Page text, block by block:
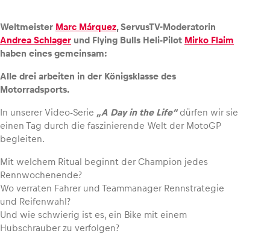
Business
Weltmeister Marc Márquez, ServusTV-Moderatorin
Andrea Schlager und Flying Bulls Heli-Pilot Mirko Flaim
haben eines gemeinsam:
Alle drei arbeiten in der Königsklasse des
Motorradsports.
In unserer Video-Serie „A Day in the Life“dürfen wir sie
einen Tag durch die faszinierende Welt der MotoGP
begleiten.
Mit welchem Ritual beginnt der Champion jedes
Rennwochenende?
Wo verraten Fahrer und Teammanager Rennstrategie
und Reifenwahl?
Und wie schwierig ist es, ein Bike mit einem
Hubschrauber zu verfolgen?